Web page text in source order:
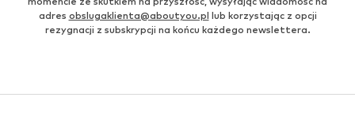
adres obslugaklienta@aboutyou.pl lub korzystając z opcji
rezygnacji z subskrypcji na końcu każdego newslettera.